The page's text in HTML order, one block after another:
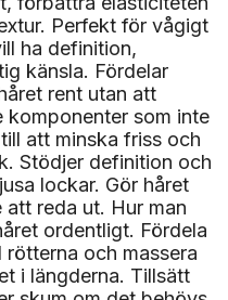
Perfekt för vågigt
ha definition,
känsla. Fördelar
rent utan att
komponenter som inte
att minska friss och
Stödjer definition och
lockar. Gör håret
reda ut. Hur man
ordentligt. Fördela
och massera
i längderna. Tillsätt